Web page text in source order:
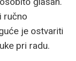
ručno
je ostvariti
pri radu.